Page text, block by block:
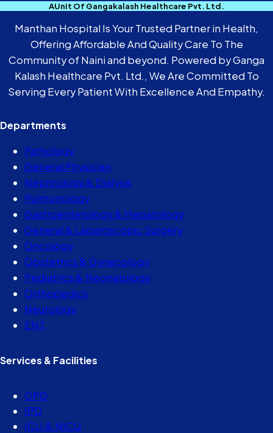
AUnit Of Gangakalash Healthcare Pvt. Ltd.
Manthan Hospital Is Your Trusted Partner in Health,
Offering Affordable And Quality Care To The
Community of Naini and beyond. Powered by Ganga
Kalash Healthcare Pvt. Ltd., We Are Committed To
Serving Every Patient With Excellence And Empathy.
Departments
Pathology
General Physician
Nephrology & Dialysis
Pulmonology
Gastroenterology & Hepatology
General & Laparoscopic Surgery
Oncology
Obstetrics & Gynecology
Pediatrics & Neonatology
Orthopedics
Neurology
ENT
Services & Facilities
OPD
IPD
ICU & NICU